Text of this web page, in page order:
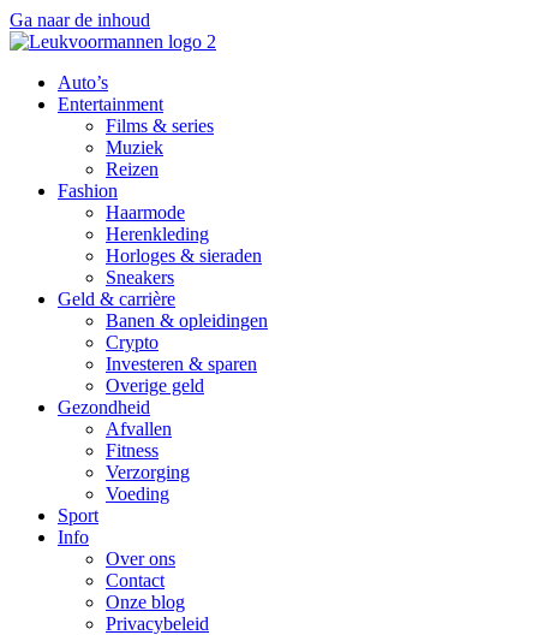
Ga naar de inhoud
Auto’s
Entertainment
Films & series
Muziek
Reizen
Fashion
Haarmode
Herenkleding
Horloges & sieraden
Sneakers
Geld & carrière
Banen & opleidingen
Crypto
Investeren & sparen
Overige geld
Gezondheid
Afvallen
Fitness
Verzorging
Voeding
Sport
Info
Over ons
Contact
Onze blog
Privacybeleid